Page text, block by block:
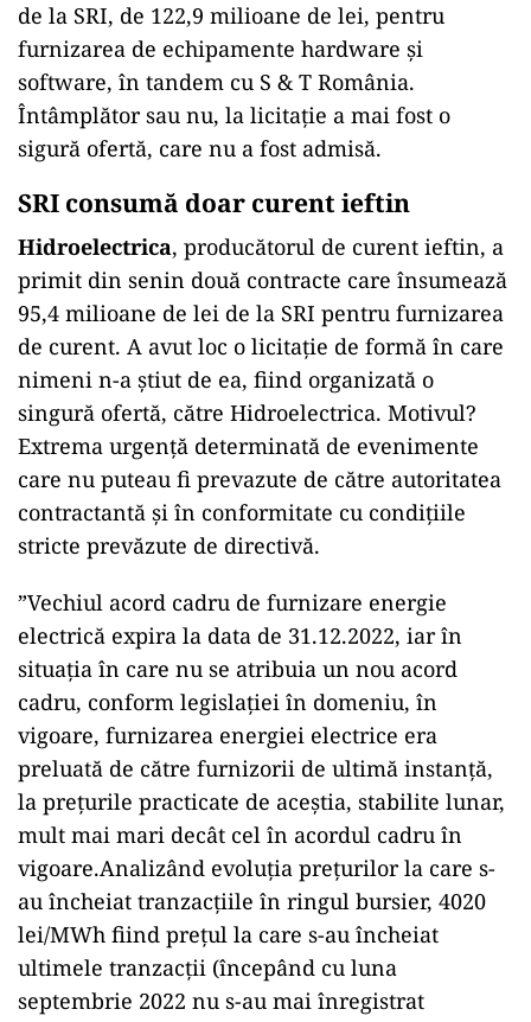
de la SRI, de 122,9 milioane de lei, pentru
furnizarea de echipamente hardware și
software, în tandem cu S & T România.
Întâmplător sau nu, la licitație a mai fost o
sigură ofertă, care nu a fost admisă.
SRI consumă doar curent ieftin
Hidroelectrica, producătorul de curent ieftin, a
primit din senin două contracte care însumează
95,4 milioane de lei de la SRI pentru furnizarea
de curent. A avut loc o licitație de formă în care
nimeni n-a știut de ea, fiind organizată o
singură ofertă, către Hidroelectrica. Motivul?
Extrema urgență determinată de evenimente
care nu puteau fi prevazute de către autoritatea
contractantă și în conformitate cu condițiile
stricte prevăzute de directivă.
”Vechiul acord cadru de furnizare energie
electrică expira la data de 31.12.2022, iar în
situația în care nu se atribuia un nou acord
cadru, conform legislației în domeniu, în
vigoare, furnizarea energiei electrice era
preluată de către furnizorii de ultimă instanță,
la prețurile practicate de aceștia, stabilite lunar,
mult mai mari decât cel în acordul cadru în
vigoare.Analizând evoluția prețurilor la care s-
au încheiat tranzacțiile în ringul bursier, 4020
lei/MWh fiind prețul la care s-au încheiat
ultimele tranzacții (începând cu luna
septembrie 2022 nu s-au mai înregistrat